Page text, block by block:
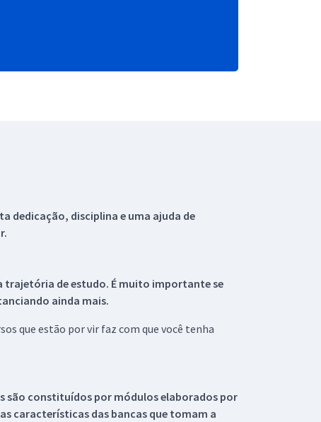
dedicação, disciplina e uma ajuda de
trajetória de estudo. É muito importante se
ainda mais.
que estão por vir faz com que você tenha
são constituídos por módulos elaborados por
características das bancas que tomam a